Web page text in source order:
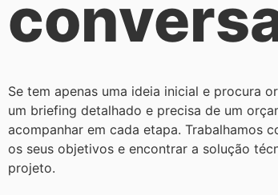
Se tem apenas uma ideia inicial e procura
um briefing detalhado e precisa de um
acompanhar em cada etapa. Trabalhamos
os seus objetivos e encontrar a solução
projeto.